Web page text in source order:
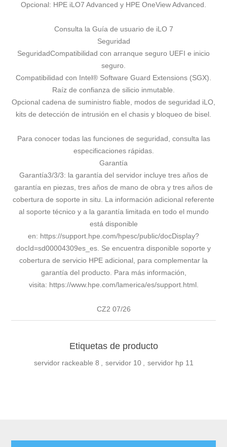
Opcional: HPE iLO7 Advanced y HPE OneView Advanced.
Consulta la Guía de usuario de iLO 7
Seguridad
SeguridadCompatibilidad con arranque seguro UEFI e inicio
seguro.
Compatibilidad con Intel® Software Guard Extensions (SGX).
Raíz de confianza de silicio inmutable.
Opcional cadena de suministro fiable, modos de seguridad iLO,
kits de detección de intrusión en el chasis y bloqueo de bisel.
Para conocer todas las funciones de seguridad, consulta las
especificaciones rápidas.
Garantía
Garantía3/3/3: la garantía del servidor incluye tres años de
garantía en piezas, tres años de mano de obra y tres años de
cobertura de soporte in situ. La información adicional referente
al soporte técnico y a la garantía limitada en todo el mundo
está disponible
en: https://support.hpe.com/hpesc/public/docDisplay?
docId=sd00004309es_es. Se encuentra disponible soporte y
cobertura de servicio HPE adicional, para complementar la
garantía del producto. Para más información,
visita: https://www.hpe.com/lamerica/es/support.html.
CZ2 07/26
Etiquetas de producto
servidor rackeable 8 , servidor 10 , servidor hp 11